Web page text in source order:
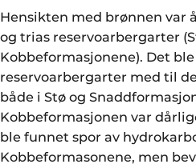
Bærekraft
Medie- og presserom
Hensikten med brønnen var
og trias reservoarbergarter
Kobbeformasjonene). Det
reservoarbergarter med til
både i Stø og
Kobbeformasjonen var
ble funnet spor av
Kobbeformasonene, men